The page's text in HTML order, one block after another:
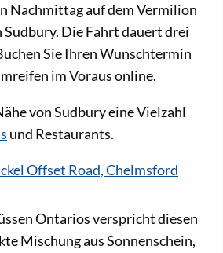
Nachmittag auf dem Vermilion
Die Fahrt dauert drei
Sie Ihren Wunschtermin
im Voraus online.
von Sudbury eine Vielzahl
und Restaurants.
Offset Road, Chelmsford
Ontarios verspricht diesen
Mischung aus Sonnenschein,